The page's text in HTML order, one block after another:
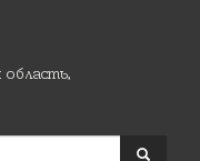
область,